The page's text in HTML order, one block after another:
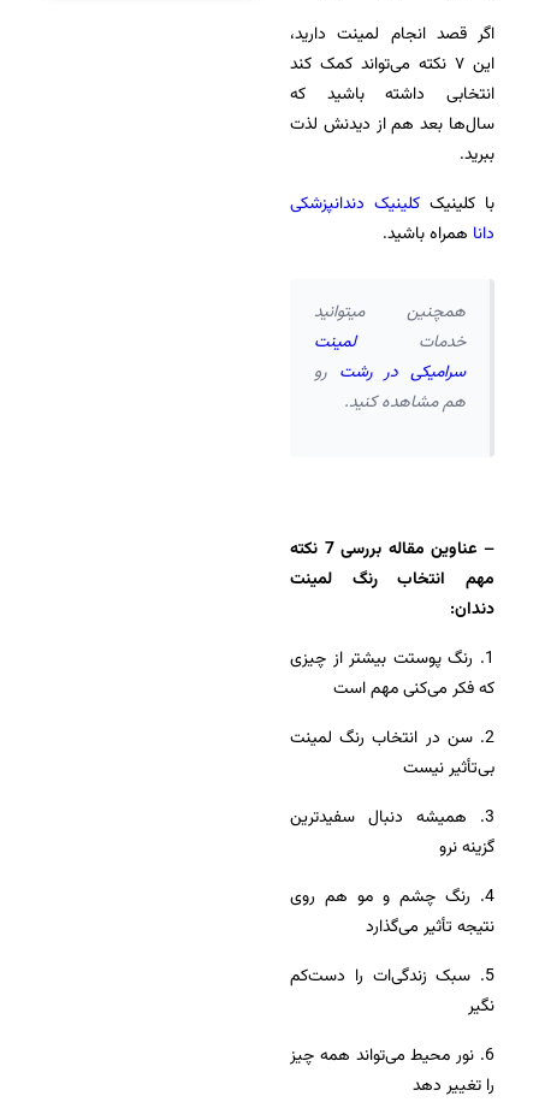
اگر قصد انجام لمینت دارید،
این ۷ نکته می‌تواند کمک کند
انتخابی داشته باشید که
سال‌ها بعد هم از دیدنش لذت
ببرید.
با کلینیک کلینیک دندانپزشکی
دانا همراه باشید.
همچنین میتوانید
خدماتلمینت
سرامیکی در رشت رو
هم مشاهده کنید.
– عناوین مقاله بررسی 7 نکته
مهم انتخاب رنگ لمینت
دندان:
1. رنگ پوستت بیشتر از چیزی
که فکر می‌کنی مهم است
2. سن در انتخاب رنگ لمینت
بی‌تأثیر نیست
3. همیشه دنبال سفیدترین
گزینه نرو
4. رنگ چشم و مو هم روی
نتیجه تأثیر می‌گذارد
5. سبک زندگی‌ات را دست‌کم
نگیر
6. نور محیط می‌تواند همه چیز
را تغییر دهد